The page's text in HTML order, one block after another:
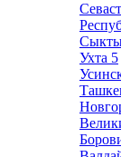
Ухта 5